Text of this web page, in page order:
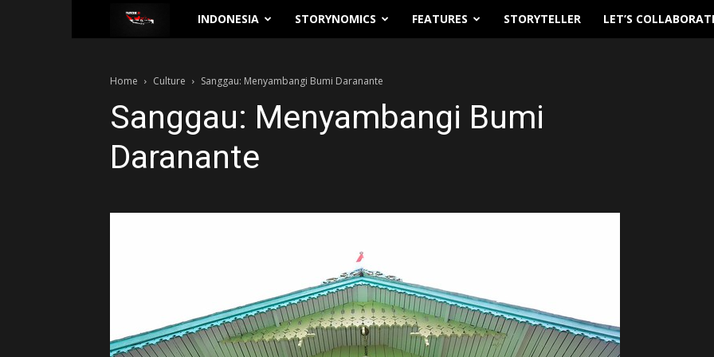
Traverse.id
INDONESIA STORYNOMICS FEATURES STORYTELLER LET’S
Home Culture Sanggau: Menyambangi Bumi Daranante
Sanggau: Menyambangi Bumi
Daranante